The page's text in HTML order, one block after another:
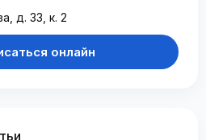
д. 33, к. 2
онлайн